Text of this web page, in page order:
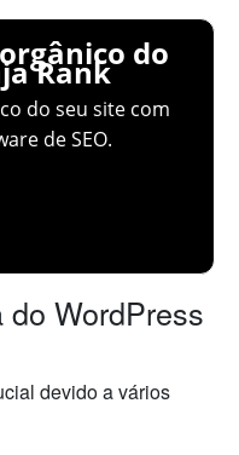
do
Rank
do seu site com
de SEO.
do WordPress
devido a vários